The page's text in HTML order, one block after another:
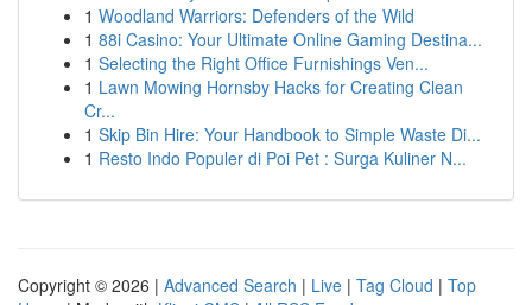
1 Woodland Warriors: Defenders of the Wild
1 88i Casino: Your Ultimate Online Gaming Destina...
1 Selecting the Right Office Furnishings Ven...
1 Lawn Mowing Hornsby Hacks for Creating Clean
Cr...
1 Skip Bin Hire: Your Handbook to Simple Waste Di...
1 Resto Indo Populer di Poi Pet : Surga Kuliner N...
Copyright © 2026 | Advanced Search | Live | Tag Cloud | Top